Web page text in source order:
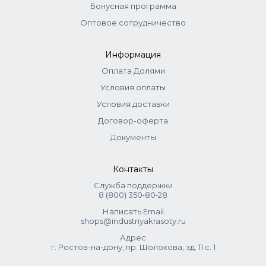
Cocodimonium hydroxypropyl hydrolyzed wheat protein,
Leuconostoc/radish root ferment filtrate, Soy amino acids,
Бонусная программа
Оптовое сотрудничество
Информация
Оплата Долями
Условия оплаты
Условия доставки
Договор-оферта
Документы
Контакты
Служба поддержки
8 (800) 350‑80‑28
Написать Email
shops@industriyakrasoty.ru
Адрес
г. Ростов-на-дону, пр. Шолохова, зд. 11 с. 1